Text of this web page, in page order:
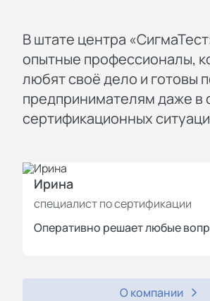
В штате центра
опытные профессионалы,
любят своё дело и готовы
предпринимателям даже в
сертификационных
Ирина
специалист по сертификации
Оперативно решает любые
О компании